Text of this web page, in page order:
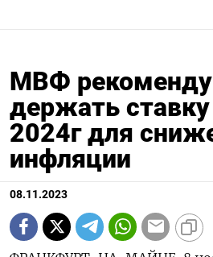
МВФ
держать ставку
2024г для
инфляции
08.11.2023